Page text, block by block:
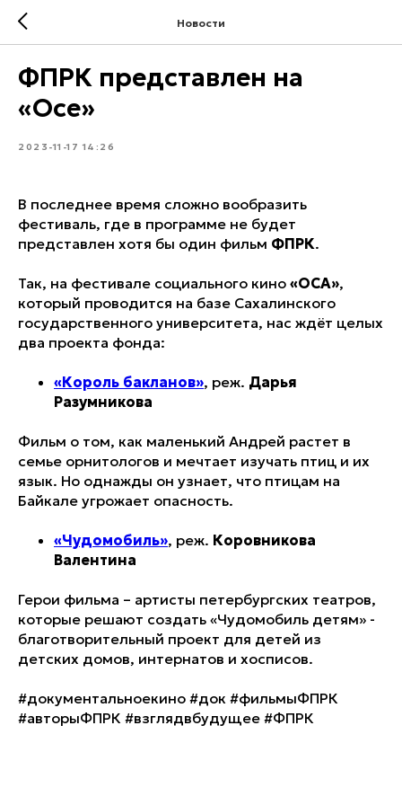
Новости
ФПРК представлен на
«Осе»
2023-11-17 14:26
В последнее время сложно вообразить
фестиваль, где в программе не будет
представлен хотя бы один фильм ФПРК.
Так, на фестивале социального кино «ОСА»,
который проводится на базе Сахалинского
государственного университета, нас ждёт целых
два проекта фонда:
«Король бакланов», реж. Дарья
Разумникова
Фильм о том, как маленький Андрей растет в
семье орнитологов и мечтает изучать птиц и их
язык. Но однажды он узнает, что птицам на
Байкале угрожает опасность.
«Чудомобиль», реж. Коровникова
Валентина
Герои фильма – артисты петербургских театров,
которые решают создать «Чудомобиль детям» -
благотворительный проект для детей из
детских домов, интернатов и хосписов.
#документальноекино #док #фильмыФПРК
#авторыФПРК #взглядвбудущее #ФПРК